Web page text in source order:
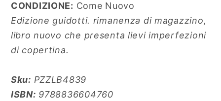
Amiotti
Gallina
Violante
Silvana,
Amiotti
Gallina
Violante
CONDIZIONE: Come Nuovo
Edizione guidotti. rimanenza di magazzino,
libro nuovo che presenta lievi imperfezioni
di copertina.
Sku: PZZLB4839
ISBN: 9788836604760